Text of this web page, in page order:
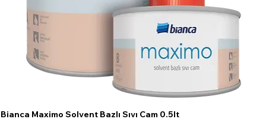
Bianca Maximo Solvent Bazlı Sıvı Cam 0.5lt